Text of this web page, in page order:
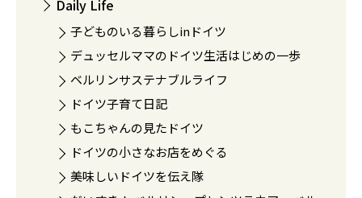
Daily Life
子どものいる暮らしinドイツ
デュッセルママのドイツ生活はじめの一歩
ベルリンサステナブルライフ
ドイツ子育て日記
もこちゃんの見たドイツ
ドイツの小さなお店をめぐる
美味しいドイツを伝え隊